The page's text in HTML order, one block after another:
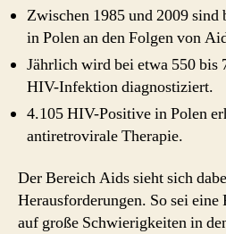
Zwischen 1985 und 2009 sind
in Polen an den Folgen von
Jährlich wird bei etwa 550 bis
HIV-Infektion diagnostiziert.
4.105 HIV-Positive in Polen
antiretrovirale Therapie.
Der Bereich Aids sieht sich
Herausforderungen. So sei
auf große Schwierigkeiten in